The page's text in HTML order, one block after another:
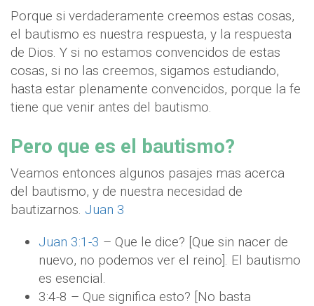
Porque si verdaderamente creemos estas cosas,
el bautismo es nuestra respuesta, y la respuesta
de Dios. Y si no estamos convencidos de estas
cosas, si no las creemos, sigamos estudiando,
hasta estar plenamente convencidos, porque la fe
tiene que venir antes del bautismo.
Pero que es el bautismo?
Veamos entonces algunos pasajes mas acerca
del bautismo, y de nuestra necesidad de
bautizarnos. Juan 3
Juan 3:1-3 – Que le dice? [Que sin nacer de
nuevo, no podemos ver el reino]. El bautismo
es esencial.
3:4-8 – Que significa esto? [No basta